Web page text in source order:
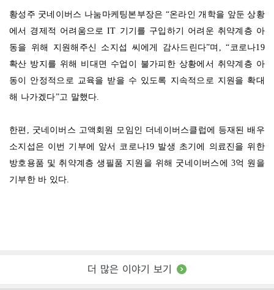
황성주 굿네이버스 나눔마케팅본부장은 “온라인 개학을 앞둔 상황
에서 경제적 어려움으로 IT 기기를 구입하기 어려운 취약계층 아
동을 위해 지원해주신 소지섭 씨에게 감사드린다”며, “코로나19
확산 방지를 위해 비대면 수업이 불가피한 상황에서 취약계층 아
동이 안정적으로 교육을 받을 수 있도록 지속적으로 지원을 확대
해 나가겠다”고 말했다.
한편, 굿네이버스 고액회원 모임인 더네이버스클럽에 등재된 배우
소지섭은 이번 기부에 앞서 코로나19 발생 초기에 의료진을 위한
방호용품 및 취약계층 생필품 지원을 위해 굿네이버스에 3억 원을
기부한 바 있다.
더 많은 이야기 보기